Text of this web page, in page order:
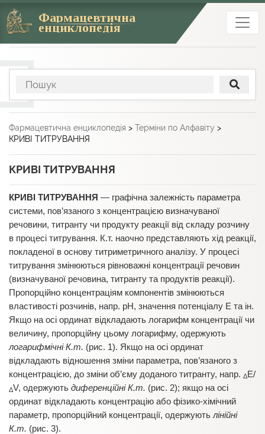
Фармацевтична
енциклопедія
Фармацевтична енциклопедія > Терміни по Алфавіту >
КРИВІ ТИТРУВАННЯ
КРИВІ ТИТРУВАННЯ
КРИВІ ТИТРУВАННЯ — графічна залежність параметра
системи, пов’язаного з концентрацією визначуваної
речовини, титранту чи продукту реакції від складу розчину
в процесі титрування. К.т. наочно представляють хід реакції,
покладеної в основу титриметричного аналізу. У процесі
титрування змінюються рівноважні концентрації речовин
(визначуваної речовина, титранту та продуктів реакції).
Пропорційно концентраціям компонентів змінюються
властивості розчинів, напр. рН, значення потенціалу Е та ін.
Якщо на осі ординат відкладають логарифм концентрації чи
величину, пропорційну цьому логарифму, одержують
логарифмічні К.т. (рис. 1). Якщо на осі ординат
відкладають відношення зміни параметра, пов’язаного з
концентрацією, до зміни об’єму доданого титранту, напр. ΔE/
ΔV, одержують диференційні К.т. (рис. 2); якщо на осі
ординат відкладають концентрацію або фізико-хімічний
параметр, пропорційний концентрації, одержують лінійні
К.т. (рис. 3).